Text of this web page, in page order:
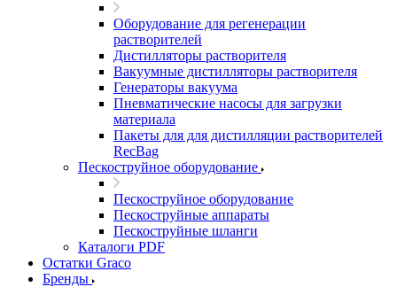
Оборудование для регенерации
растворителей
Дистилляторы растворителя
Вакуумные дистилляторы растворителя
Генераторы вакуума
Пневматические насосы для загрузки
материала
Пакеты для для дистилляции растворителей
RecBag
Пескоструйное оборудование
Пескоструйное оборудование
Пескоструйные аппараты
Пескоструйные шланги
Каталоги PDF
Остатки Graco
Бренды